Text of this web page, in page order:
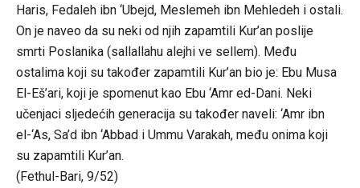
Haris, Fedaleh ibn ‘Ubejd, Meslemeh ibn Mehledeh i ostali.
On je naveo da su neki od njih zapamtili Kur’an poslije
smrti Poslanika (sallallahu alejhi ve sellem). Među
ostalima koji su također zapamtili Kur’an bio je: Ebu Musa
El-Eš’ari, koji je spomenut kao Ebu ‘Amr ed-Dani. Neki
učenjaci sljedećih generacija su također naveli: ‘Amr ibn
el-‘As, Sa’d ibn ‘Abbad i Ummu Varakah, među onima koji
su zapamtili Kur’an.
(Fethul-Bari, 9/52)